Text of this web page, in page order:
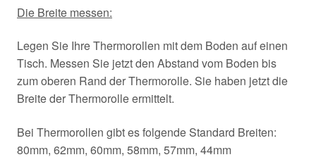
Die Breite messen:
Legen Sie Ihre Thermorollen mit dem Boden auf einen
Tisch. Messen Sie jetzt den Abstand vom Boden bis
zum oberen Rand der Thermorolle. Sie haben jetzt die
Breite der Thermorolle ermittelt.
Bei Thermorollen gibt es folgende Standard Breiten:
80mm, 62mm, 60mm, 58mm, 57mm, 44mm